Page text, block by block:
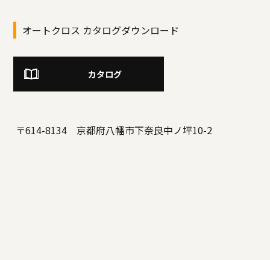
オートクロス カタログダウンロード
カタログ
〒614-8134 京都府八幡市下奈良中ノ坪10-2